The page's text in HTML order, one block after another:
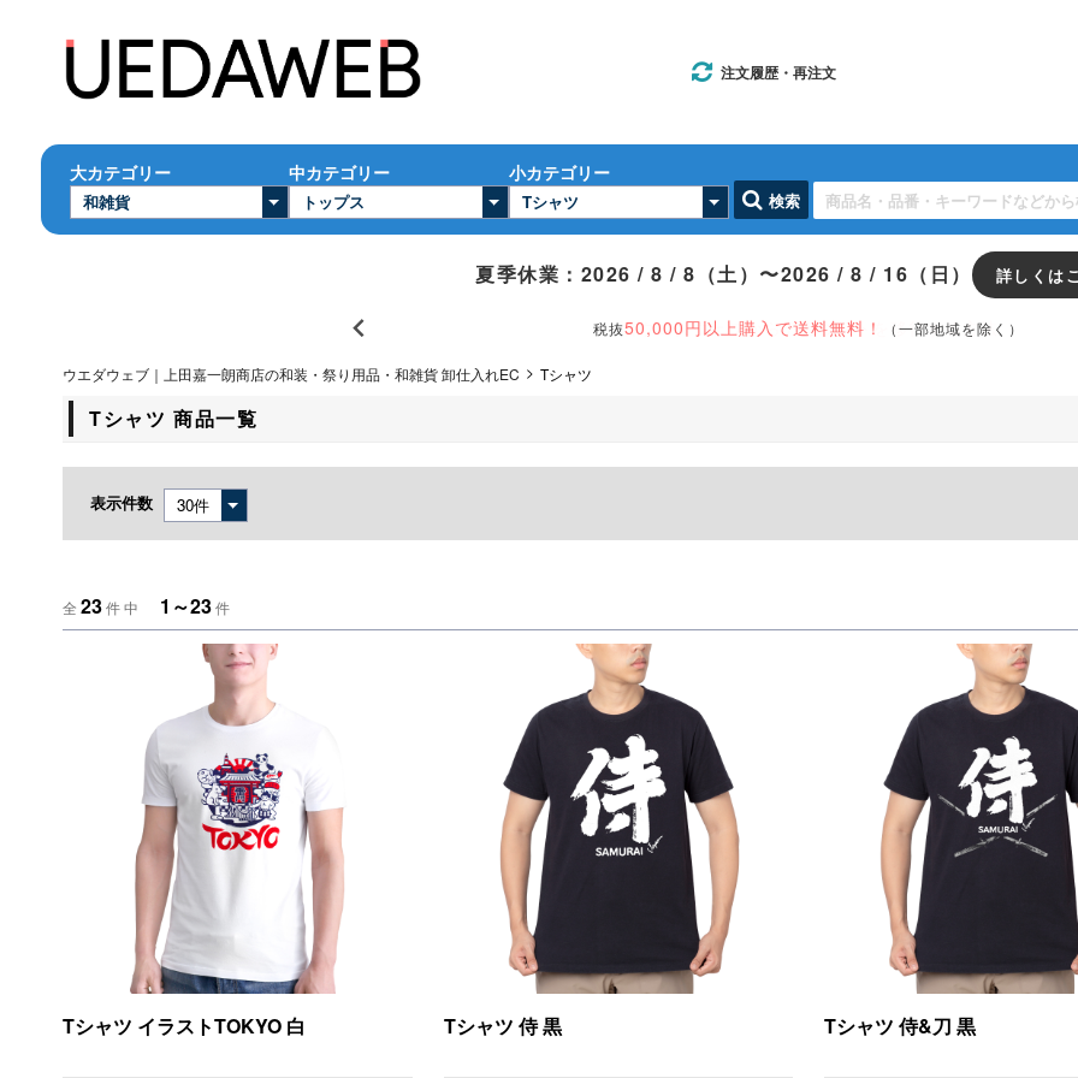
注文履歴・再注文
大カテゴリー 中カテゴリー 小カテゴリー
検索
夏季休業：2026 / 8 / 8（土）〜2026 / 8 / 16（日） 詳しくは
税抜50,000円以上購入で送料無料！ （一部地域を除く）
ウエダウェブ｜上田嘉一朗商店の和装・祭り用品・和雑貨 卸仕入れEC Tシャツ
Tシャツ 商品一覧
表示件数
全 23件 中 1～23件
Tシャツ イラストTOKYO 白 Tシャツ 侍 黒 Tシャツ 侍&刀 黒